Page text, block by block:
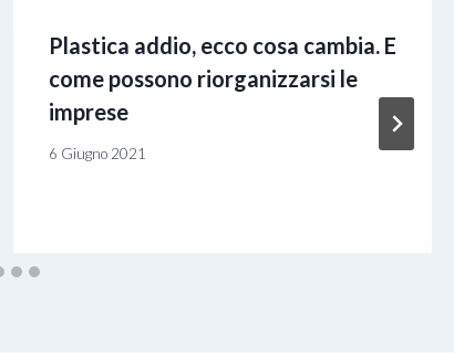
Plastica addio, ecco cosa cambia. E
come possono riorganizzarsi le
imprese
6 Giugno 2021